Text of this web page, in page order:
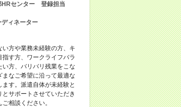
HRセンター 登録担当
ディネーター
い方や業務未経験の方、キ
指す方、ワークライフバラ
い方、バリバリ残業をこな
まなご希望に沿って最適な
ます。派遣自体が未経験と
とサポートさせていただき
相談ください。